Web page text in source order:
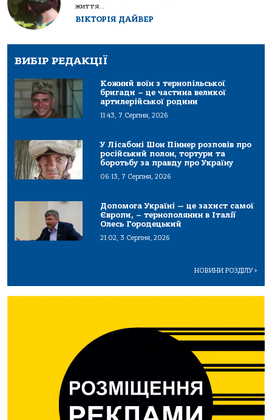
життя...
ВІКТОРІЯ ДАЙВЕР
ВИБІР РЕДАКЦІЇ
Кожний воїн з тернопільської
бригади – це частина великої
артилерійської родини
11:43, 7 Серпня, 2026
У Лісабоні Шон Піннер розповів про
російський полон, тортури та
боротьбу за правду про Україну
06:13, 7 Серпня, 2026
Допомога Україні — це захист самої
Європи, – тернополянин в Італії
Олесь Городецький
21:02, 3 Серпня, 2026
НОВИНИ РОЗДІЛУ>